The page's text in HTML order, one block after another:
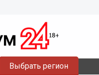
Выбрать регион
храм
Новгорода